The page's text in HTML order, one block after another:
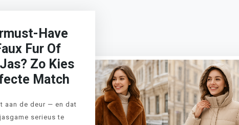
Have
Fur Of
Zo Kies
Match
aan de deur — en dat
serieus te